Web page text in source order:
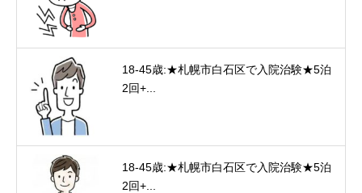
18-45歳:★札幌市白石区で入院治験★5泊
2回+...
18-45歳:★札幌市白石区で入院治験★5泊
2回+...